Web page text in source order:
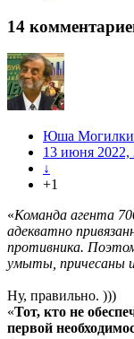
14
Юша
13 июня 2022,
↓
+1
«Команда агента
адекватно
противника.
умыты, причесаны
Ну, правильно. )))
«Тот, кто не
первой